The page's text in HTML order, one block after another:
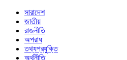
সারাদেশ
জাতীয়
রাজনীতি
অপরাধ
তথ্যপ্রযুক্তি
অর্থনীতি